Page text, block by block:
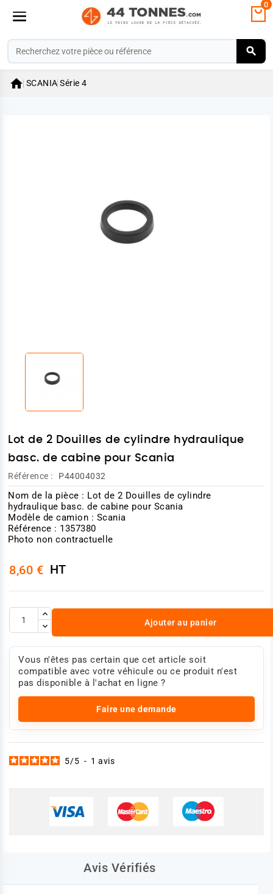
0
 SCANIA Série 4
Lot de 2 Douilles de cylindre hydraulique
basc. de cabine pour Scania
Référence : P44004032
Nom de la pièce : Lot de 2 Douilles de cylindre
hydraulique basc. de cabine pour Scania
Modèle de camion : Scania
Référence : 1357380
Photo non contractuelle
8,60 € HT
Ajouter au panier
Vous n'êtes pas certain que cet article soit
compatible avec votre véhicule ou ce produit n'est
pas disponible à l'achat en ligne ?
Faire une demande
5/5 - 1 avis
Avis Vérifiés